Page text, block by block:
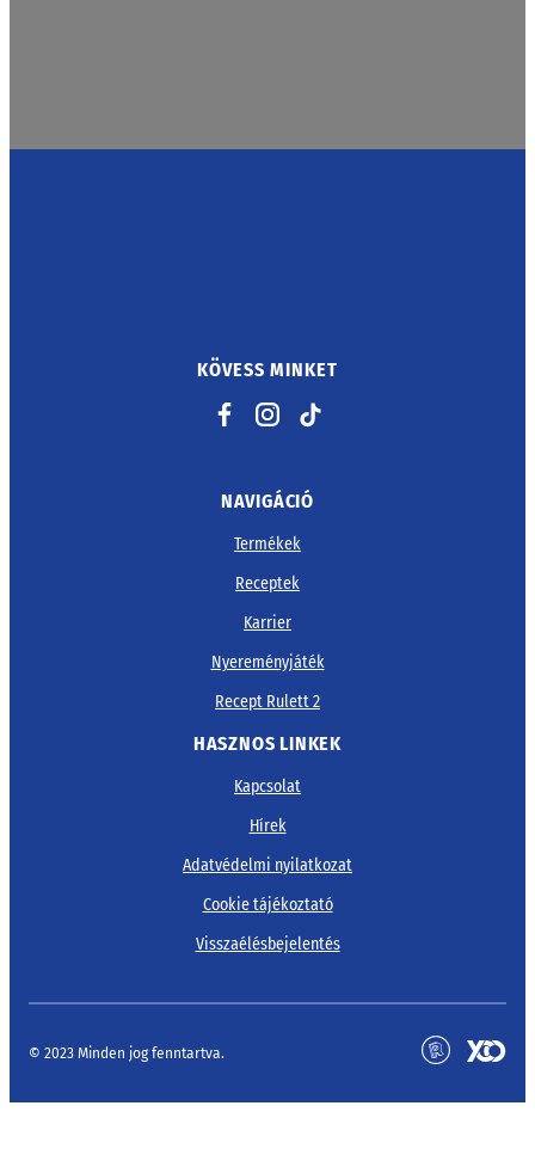
KÖVESS MINKET
Facebook Instagram TikTok
NAVIGÁCIÓ
Termékek
Receptek
Karrier
Nyereményjáték
Recept Rulett 2
HASZNOS LINKEK
Kapcsolat
Hírek
Adatvédelmi nyilatkozat
Cookie tájékoztató
Visszaélésbejelentés
© 2023 Minden jog fenntartva.